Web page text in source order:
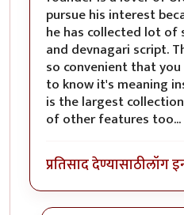
pursue his interest
he has collected lot of
and devnagari script.
so convenient that
to know it's meaning
is the largest
of other features too...
प्रतिसाद देण्यासाठीलॉग